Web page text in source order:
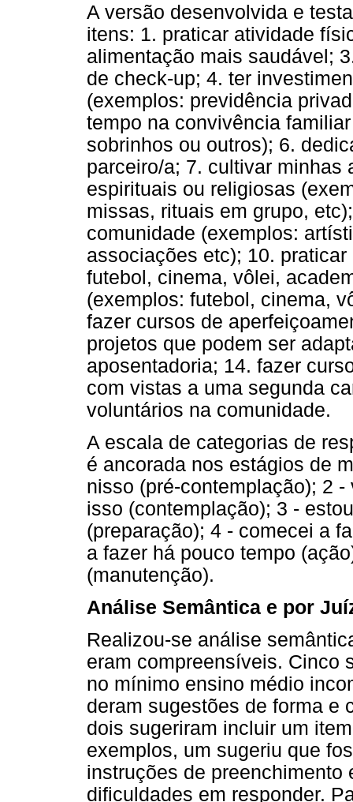
A versão desenvolvida e
itens: 1. praticar atividade
alimentação mais saudável;
de check-up; 4. ter
(exemplos: previdência
tempo na convivência
sobrinhos ou outros); 6.
parceiro/a; 7. cultivar minhas
espirituais ou religiosas
missas, rituais em grupo,
comunidade (exemplos:
associações etc); 10.
futebol, cinema, vôlei,
(exemplos: futebol, cinema,
fazer cursos de
projetos que podem ser
aposentadoria; 14. fazer
com vistas a uma segunda
voluntários na comunidade.
A escala de categorias de
é ancorada nos estágios de
nisso (pré-contemplação); 2
isso (contemplação); 3 -
(preparação); 4 - comecei a
a fazer há pouco tempo
(manutenção).
Análise Semântica e por
Realizou-se análise
eram compreensíveis. Cinco
no mínimo ensino médio
deram sugestões de forma e
dois sugeriram incluir um
exemplos, um sugeriu que
instruções de preenchimento
dificuldades em responder.